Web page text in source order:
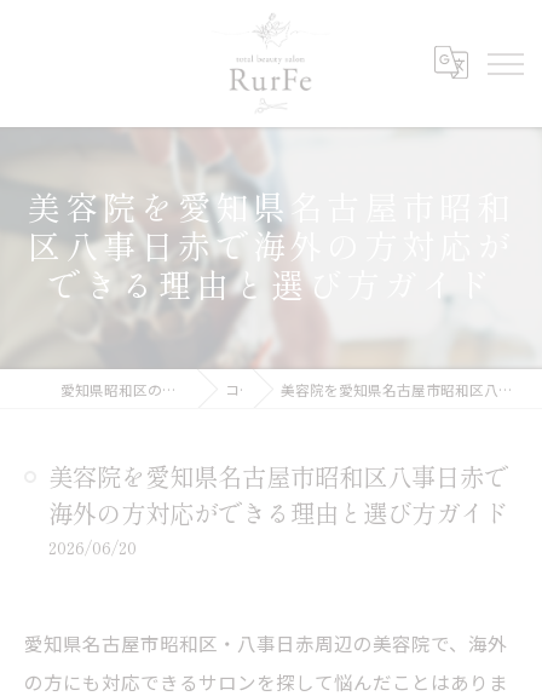
美容院を愛知県名古屋市昭和
区八事日赤で海外の方対応が
できる理由と選び方ガイド
愛知県昭和区の美容院ならRurFe【ルルフェ】 コラム 美容院を愛知県名古屋市昭和区八事日赤で海外の方対応ができる理由と選び方ガイド
美容院を愛知県名古屋市昭和区八事日赤で
海外の方対応ができる理由と選び方ガイド
2026/06/20
愛知県名古屋市昭和区・八事日赤周辺の美容院で、海外
の方にも対応できるサロンを探して悩んだことはありま